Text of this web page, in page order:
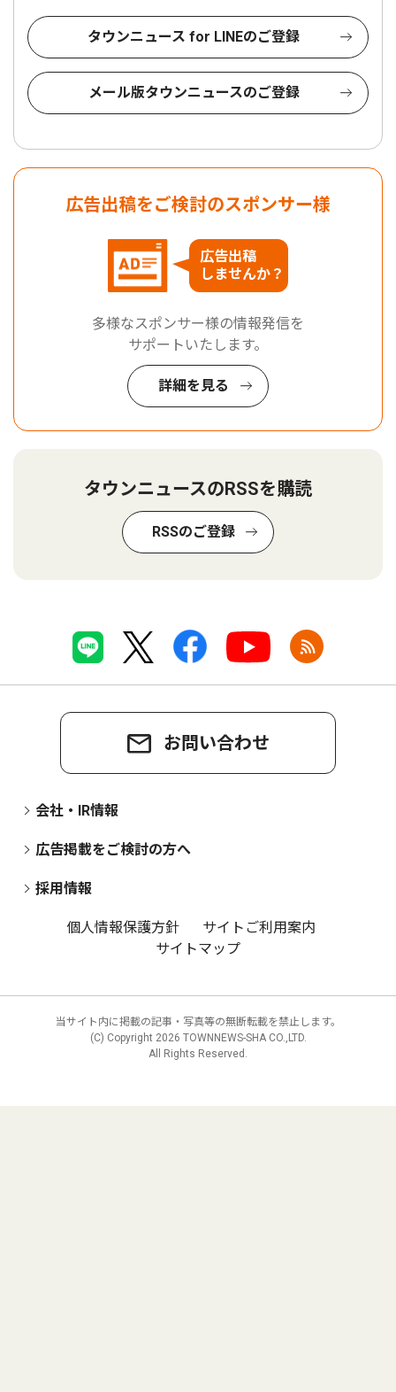
タウンニュース for LINEのご登録
メール版タウンニュースのご登録
広告出稿をご検討のスポンサー様
広告出稿
しませんか？
多様なスポンサー様の情報発信を
サポートいたします。
詳細を見る
タウンニュースのRSSを購読
RSSのご登録
お問い合わせ
会社・IR情報
広告掲載をご検討の方へ
採用情報
個人情報保護方針
サイトご利用案内
サイトマップ
当サイト内に掲載の記事・写真等の無断転載を禁止します。
(C) Copyright 2026 TOWNNEWS-SHA CO.,LTD.
All Rights Reserved.